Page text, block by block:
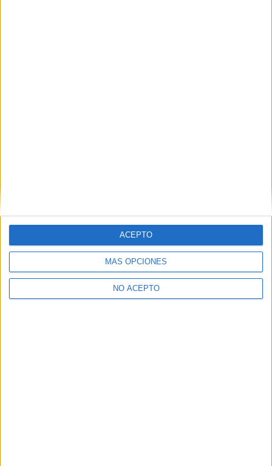
MÁS OPCIONES
NO ACEPTO
ACEPTO
Y como regalo de agradecimiento, por registrarte te daremos
gratis una copia de nuestro ebook con 100 consejos para tu
primer año de universidad